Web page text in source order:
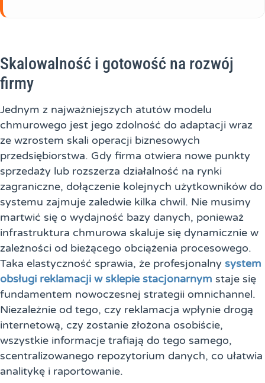
Skalowalność i gotowość na rozwój
firmy
Jednym z najważniejszych atutów modelu
chmurowego jest jego zdolność do adaptacji wraz
ze wzrostem skali operacji biznesowych
przedsiębiorstwa. Gdy firma otwiera nowe punkty
sprzedaży lub rozszerza działalność na rynki
zagraniczne, dołączenie kolejnych użytkowników do
systemu zajmuje zaledwie kilka chwil. Nie musimy
martwić się o wydajność bazy danych, ponieważ
infrastruktura chmurowa skaluje się dynamicznie w
zależności od bieżącego obciążenia procesowego.
Taka elastyczność sprawia, że profesjonalny system
obsługi reklamacji w sklepie stacjonarnym staje się
fundamentem nowoczesnej strategii omnichannel.
Niezależnie od tego, czy reklamacja wpłynie drogą
internetową, czy zostanie złożona osobiście,
wszystkie informacje trafiają do tego samego,
scentralizowanego repozytorium danych, co ułatwia
analitykę i raportowanie.